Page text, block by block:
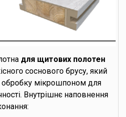
для щитових полотен
соснового брусу, який
мікрошпоном для
Внутрішнє наповнення